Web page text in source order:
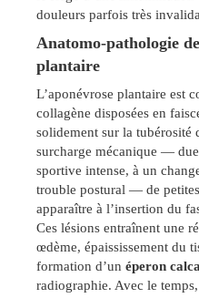
douleurs parfois très
Anatomo-pathologie
plantaire
L’aponévrose plantaire est
collagène disposées en
solidement sur la tubérosité
surcharge mécanique —
sportive intense, à un
trouble postural — de
apparaître à l’insertion du
Ces lésions entraînent une
œdème, épaississement du
formation d’un éperon
radiographie. Avec le